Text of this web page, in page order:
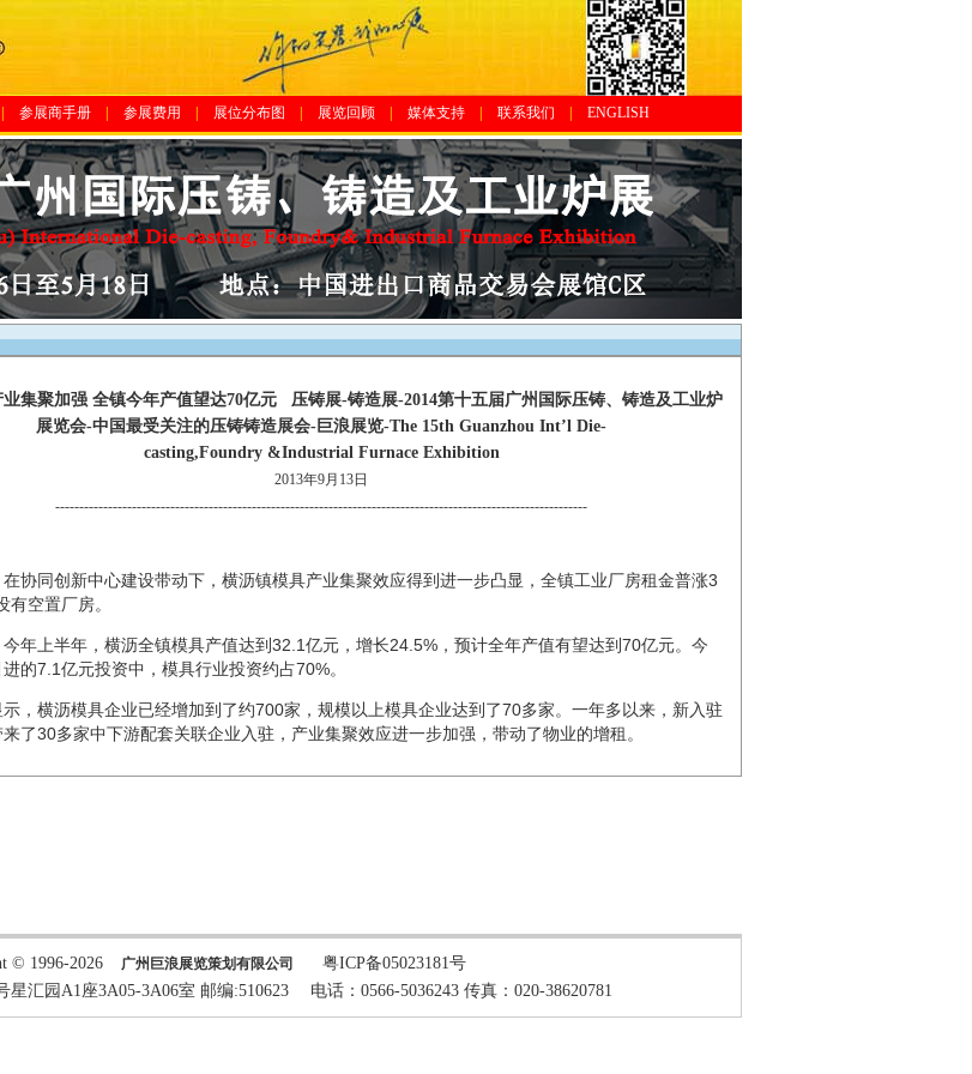
参展商手册| 参展费用 展位分布图 展览回顾 媒体支持| 联系我们 ENGLISH
集聚加强 全镇今年产值望达70亿元 压铸展-铸造展-2014第十五届广州国际压铸、铸造及工业炉
展览会-中国最受关注的压铸铸造展会-巨浪展览-The 15th Guanzhou Int’l Die-
casting,Foundry &Industrial Furnace Exhibition
2013年9月13日
---------------------------------------------------------------------------------------------------------------
在协同创新中心建设带动下，横沥镇模具产业集聚效应得到进一步凸显，全镇工业厂房租金普涨3
有空置厂房。
上半年，横沥全镇模具产值达到32.1亿元，增长24.5%，预计全年产值有望达到70亿元。今
的7.1亿元投资中， 模具行业投资约占70%。
，横沥模具企业已经增加到了约700家，规模以上模具企业达到了70多家。一年多以来，新入驻
了30多家中下游配套关联企业入驻，产业集聚效应进一步加强，带动了物业的增租。
© 1996-2026 广州巨浪展览策划有限公司 粤ICP备05023181号
汇园A1座3A05-3A06室 邮编:510623 电话：0566-5036243 传真：020-38620781